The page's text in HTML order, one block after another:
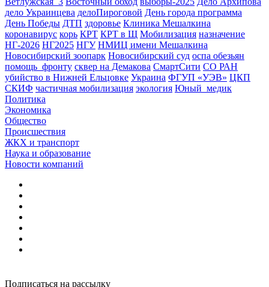
дело Украинцева делоПироговой День города программа
День Победы ДТП здоровье Клиника Мешалкина
коронавирус корь КРТ КРТ в Щ Мобилизация назначение
НГ-2026 НГ2025 НГУ НМИЦ имени Мешалкина
Новосибирский зоопарк Новосибирский суд оспа обезьян
помощь_фронту сквер на Демакова СмартСити СО РАН
убийство в Нижней Ельцовке Украина ФГУП «УЭВ» ЦКП
СКИФ частичная мобилизация экология Юный_медик
Политика
Экономика
Общество
Происшествия
ЖКХ и транспорт
Наука и образование
Новости компаний
Подписаться на рассылку